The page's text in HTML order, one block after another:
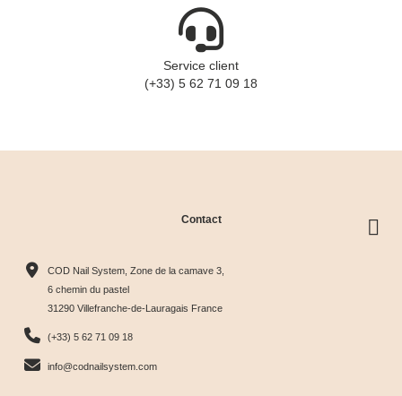
Service client
(+33) 5 62 71 09 18
Contact
COD Nail System, Zone de la camave 3,
6 chemin du pastel
31290 Villefranche-de-Lauragais France
(+33) 5 62 71 09 18
info@codnailsystem.com